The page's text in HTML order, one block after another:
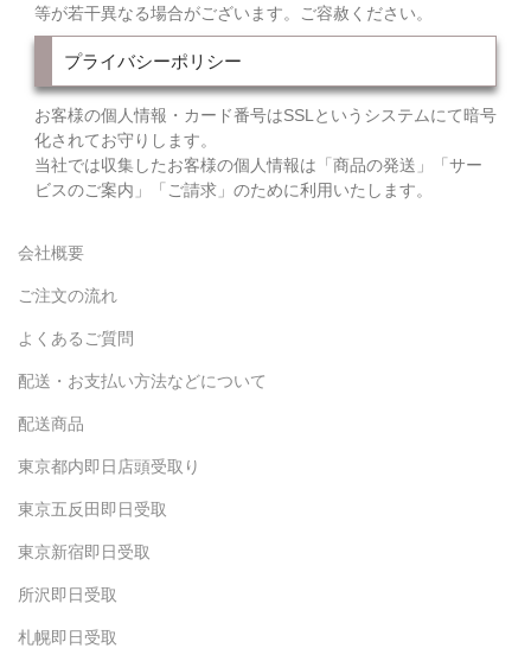
等が若干異なる場合がございます。ご容赦ください。
プライバシーポリシー
お客様の個人情報・カード番号はSSLというシステムにて暗号
化されてお守りします。
当社では収集したお客様の個人情報は「商品の発送」「サー
ビスのご案内」「ご請求」のために利用いたします。
会社概要
ご注文の流れ
よくあるご質問
配送・お支払い方法などについて
配送商品
東京都内即日店頭受取り
東京五反田即日受取
東京新宿即日受取
所沢即日受取
札幌即日受取